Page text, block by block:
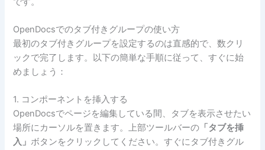
OpenDocsでのタブ付きグループの使い方
最初のタブ付きグループを設定するのは直感的で、数クリ
ックで完了します。以下の簡単な手順に従って、すぐに始
めましょう：
1. コンポーネントを挿入する
OpenDocsでページを編集している間、タブを表示させたい
場所にカーソルを置きます。上部ツールバーの 「タブを挿
入」 ボタンをクリックしてください。すぐにタブ付きグル